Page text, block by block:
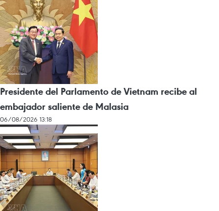
Presidente del Parlamento de Vietnam recibe al
embajador saliente de Malasia
06/08/2026 13:18